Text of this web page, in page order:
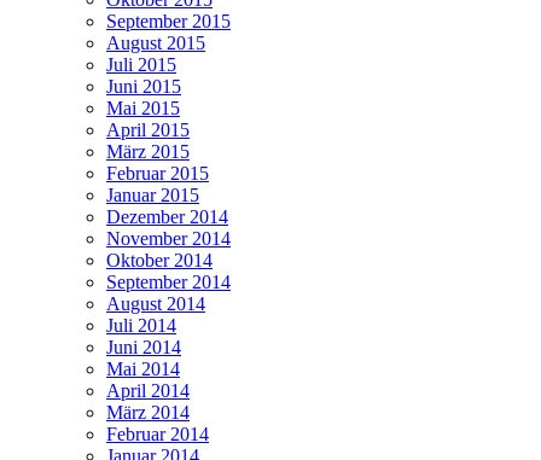
September 2015
August 2015
Juli 2015
Juni 2015
Mai 2015
April 2015
März 2015
Februar 2015
Januar 2015
Dezember 2014
November 2014
Oktober 2014
September 2014
August 2014
Juli 2014
Juni 2014
Mai 2014
April 2014
März 2014
Februar 2014